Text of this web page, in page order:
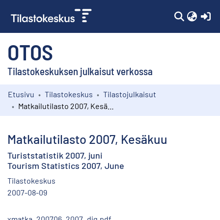
OTOS
Tilastokeskuksen julkaisut verkossa
Kokoelmat
Etusivu Tilastokeskus
Tilastojulkaisut
Matkailutilasto 2007, Kesäkuu
Turiststatistik 2007, juni
Tourism Statistics 2007, June
Tilastokeskus
2007-08-09